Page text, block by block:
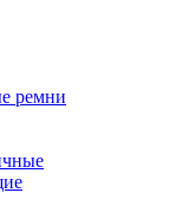
ремни